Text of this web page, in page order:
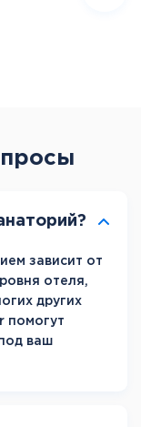
зависит от
отеля,
других
помогут
ваш